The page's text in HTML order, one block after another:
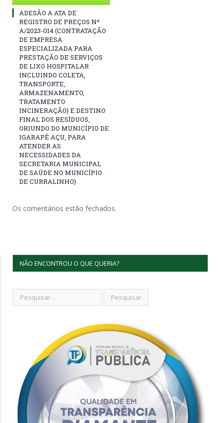
ADESÃO A ATA DE
REGISTRO DE PREÇOS Nº
A/2023-014 (CONTRATAÇÃO
DE EMPRESA
ESPECIALIZADA PARA
PRESTAÇÃO DE SERVIÇOS
DE LIXO HOSPITALAR
INCLUINDO COLETA,
TRANSPORTE,
ARMAZENAMENTO,
TRATAMENTO
INCINERAÇÃO) E DESTINO
FINAL DOS RESÍDUOS,
ORIUNDO DO MUNICÍPIO DE
IGARAPÉ AÇU, PARA
ATENDER AS
NECESSIDADES DA
SECRETARIA MUNICIPAL
DE SAÚDE NO MUNICÍPIO
DE CURRALINHO)
Os comentários estão fechados.
NÃO ENCONTROU O QUE QUERIA?